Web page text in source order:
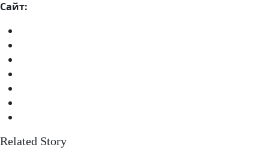
Сайт:
Related Story